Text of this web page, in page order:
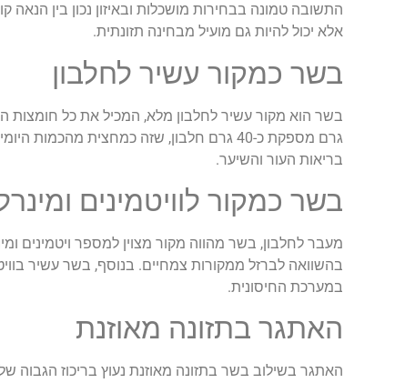
התשובה טמונה בבחירות מושכלות ובאיזון נכון בין הנאה
אלא יכול להיות גם מועיל מבחינה תזונתית.
בשר כמקור עשיר לחלבון
גרם מספקת כ-40 גרם חלבון, שזה כמחצית
בריאות העור והשיער.
בשר כמקור לוויטמינים
במערכת החיסונית.
האתגר בתזונה מאוזנת
האתגר בשילוב בשר בתזונה מאוזנת נעוץ בריכוז הגבוה